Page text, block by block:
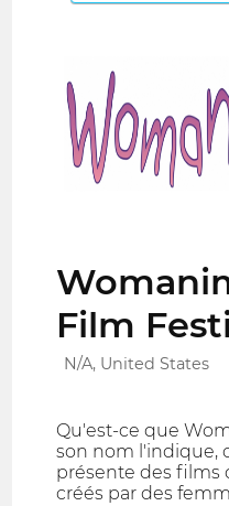
Film
N/A, United States
Qu'est-ce que
son nom l'indique,
présente des films
créés par des